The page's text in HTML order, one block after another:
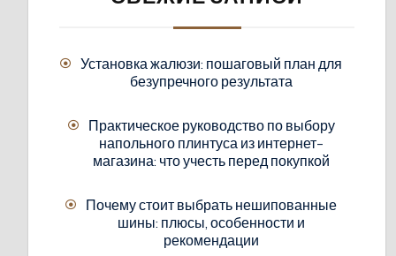
Установка жалюзи: пошаговый план для
безупречного результата
Практическое руководство по выбору
напольного плинтуса из интернет-
магазина: что учесть перед покупкой
Почему стоит выбрать нешипованные
шины: плюсы, особенности и
рекомендации